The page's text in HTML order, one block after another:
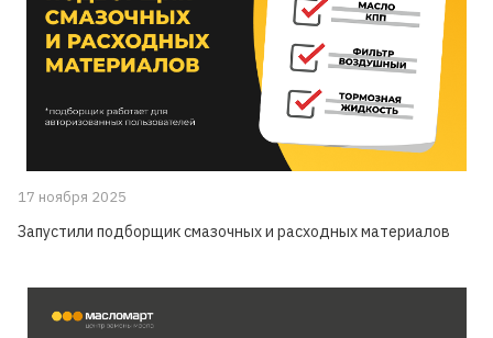
17 ноября 2025
Запустили подборщик смазочных и расходных материалов